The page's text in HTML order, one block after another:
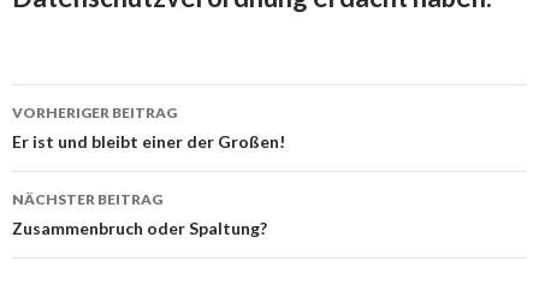
Beitrags-
Navigation
VORHERIGER BEITRAG
Er ist und bleibt einer der Großen!
NÄCHSTER BEITRAG
Zusammenbruch oder Spaltung?